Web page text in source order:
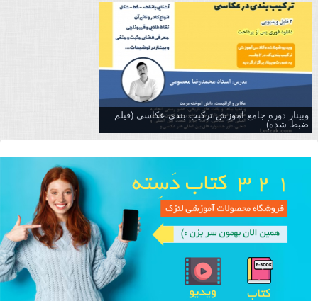
وبینار دوره جامع آموزش تركيب بندي عكاسي (فیلم
ضبط شده)